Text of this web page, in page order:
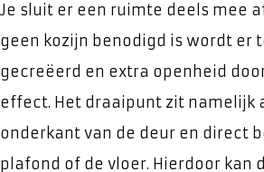
Je sluit er een ruimte deels mee
geen kozijn benodigd is wordt er
gecreëerd en extra openheid
effect. Het draaipunt zit namelijk
onderkant van de deur en direct
plafond of de vloer. Hierdoor kan